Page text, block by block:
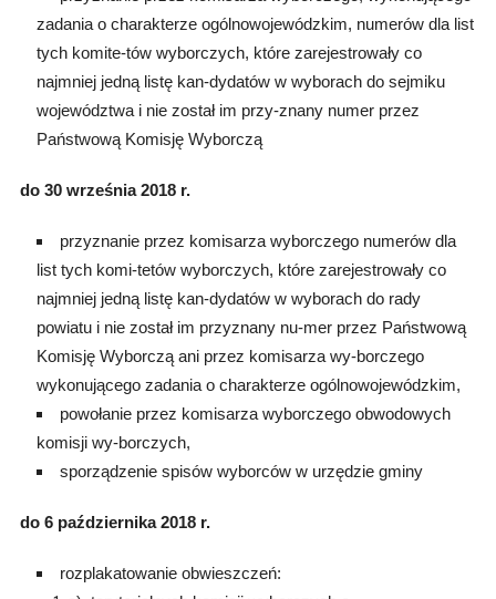
zadania o charakterze ogólnowojewódzkim, numerów dla list
tych komite-tów wyborczych, które zarejestrowały co
najmniej jedną listę kan-dydatów w wyborach do sejmiku
województwa i nie został im przy-znany numer przez
Państwową Komisję Wyborczą
do 30 września 2018 r.
przyznanie przez komisarza wyborczego numerów dla
list tych komi-tetów wyborczych, które zarejestrowały co
najmniej jedną listę kan-dydatów w wyborach do rady
powiatu i nie został im przyznany nu-mer przez Państwową
Komisję Wyborczą ani przez komisarza wy-borczego
wykonującego zadania o charakterze ogólnowojewódzkim,
powołanie przez komisarza wyborczego obwodowych
komisji wy-borczych,
sporządzenie spisów wyborców w urzędzie gminy
do 6 października 2018 r.
rozplakatowanie obwieszczeń: